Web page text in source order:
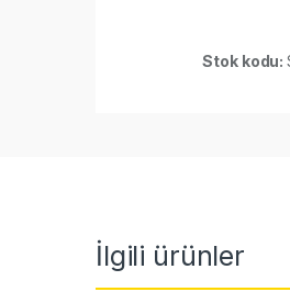
Stok kodu:
İlgili ürünler